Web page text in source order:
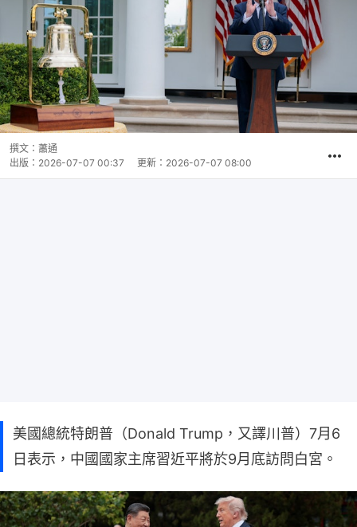
撰文： 蕭通
出版： 2026-07-07 00:37 更新： 2026-07-07 08:00
美國總統特朗普（Donald Trump，又譯川普）7月6
日表示，中國國家主席習近平將於9月底訪問白宮。